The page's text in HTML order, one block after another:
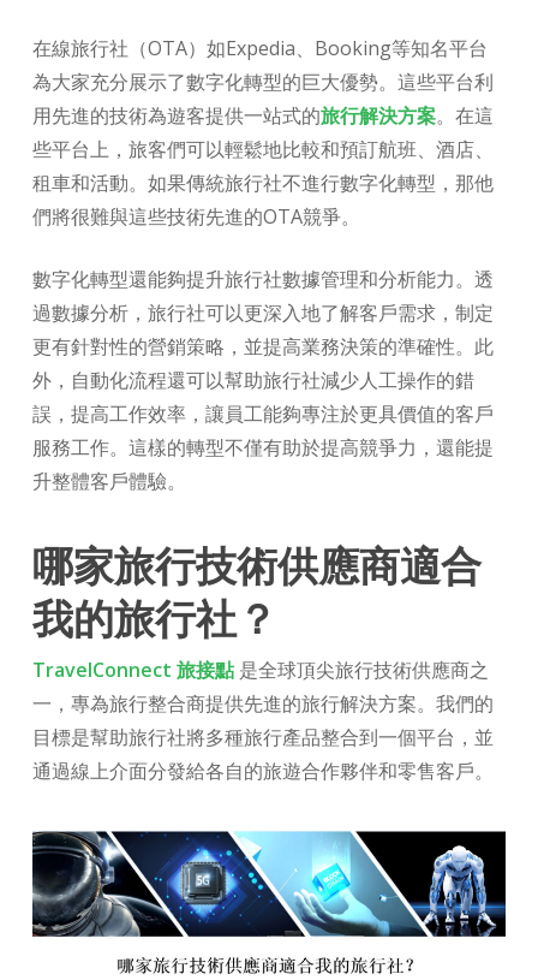
在線旅行社（OTA）如Expedia、Booking等知名平台
為大家充分展示了數字化轉型的巨大優勢。這些平台利
用先進的技術為遊客提供一站式的旅行解決方案。在這
些平台上，旅客們可以輕鬆地比較和預訂航班、酒店、
租車和活動。如果傳統旅行社不進行數字化轉型，那他
們將很難與這些技術先進的OTA競爭。
數字化轉型還能夠提升旅行社數據管理和分析能力。透
過數據分析，旅行社可以更深入地了解客戶需求，制定
更有針對性的營銷策略，並提高業務決策的準確性。此
外，自動化流程還可以幫助旅行社減少人工操作的錯
誤，提高工作效率，讓員工能夠專注於更具價值的客戶
服務工作。這樣的轉型不僅有助於提高競爭力，還能提
升整體客戶體驗。
哪家旅行技術供應商適合
我的旅行社？
TravelConnect 旅接點 是全球頂尖旅行技術供應商之
一，專為旅行整合商提供先進的旅行解決方案。我們的
目標是幫助旅行社將多種旅行產品整合到一個平台，並
通過線上介面分發給各自的旅遊合作夥伴和零售客戶。